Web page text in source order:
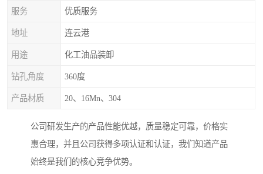
服务 优质服务
地址 连云港
用途 化工油品装卸
钻孔角度 360度
产品材质 20、16Mn、304
公司研发生产的产品性能优越，质量稳定可靠，价格实
惠合理，并且公司获得多项认证和认证，我们知道产品
始终是我们的核心竞争优势。